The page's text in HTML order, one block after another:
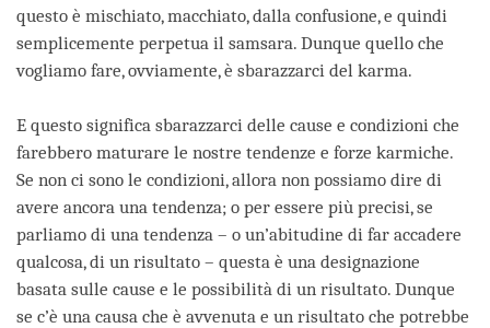
questo è mischiato, macchiato, dalla confusione, e quindi
semplicemente perpetua il samsara. Dunque quello che
vogliamo fare, ovviamente, è sbarazzarci del karma.
E questo significa sbarazzarci delle cause e condizioni che
farebbero maturare le nostre tendenze e forze karmiche.
Se non ci sono le condizioni, allora non possiamo dire di
avere ancora una tendenza; o per essere più precisi, se
parliamo di una tendenza – o un’abitudine di far accadere
qualcosa, di un risultato – questa è una designazione
basata sulle cause e le possibilità di un risultato. Dunque
se c’è una causa che è avvenuta e un risultato che potrebbe